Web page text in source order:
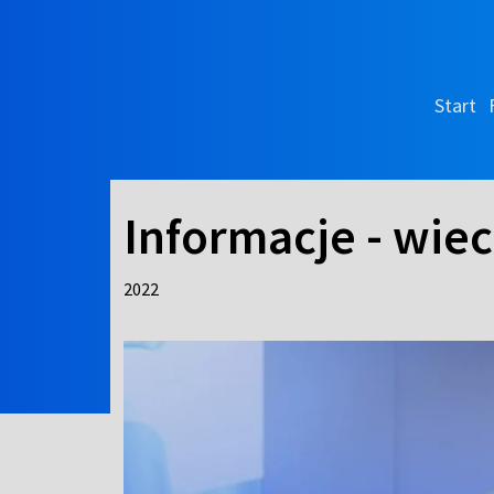
Start
Informacje -
2022